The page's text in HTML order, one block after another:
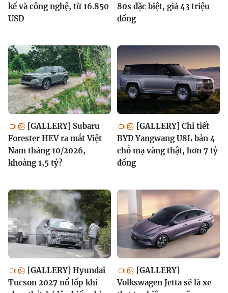
kế và công nghệ, từ 16.850
USD
80s đặc biệt, giá 43 triệu
đồng
[GALLERY] Subaru
Forester HEV ra mắt Việt
Nam tháng 10/2026,
khoảng 1,5 tỷ?
[GALLERY] Chi tiết
BYD Yangwang U8L bản 4
chỗ mạ vàng thật, hơn 7 tỷ
đồng
[GALLERY] Hyundai
Tucson 2027 nổ lốp khi
[GALLERY]
Volkswagen Jetta sẽ là xe